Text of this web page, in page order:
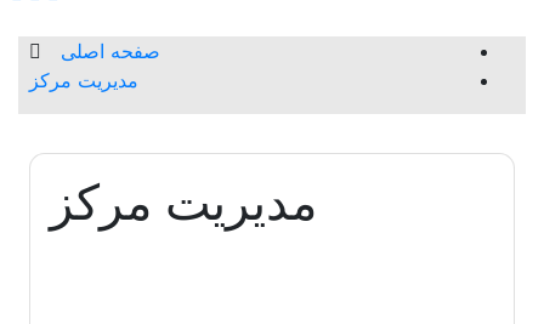
صفحه اصلی
مدیریت مرکز
مدیریت مرکز